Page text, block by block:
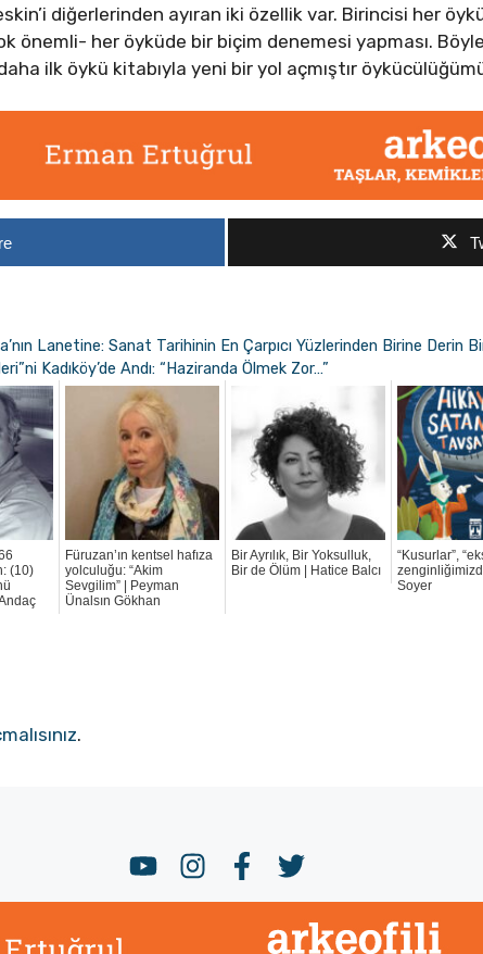
diğerlerinden ayıran iki özellik var. Birincisi her
önemli- her öyküde bir biçim denemesi yapması.
ilk öykü kitabıyla yeni bir yol açmıştır
Lanetine: Sanat Tarihinin En Çarpıcı Yüzlerinden Birine Derin
Kadıköy’de Andı: “Haziranda Ölmek Zor…”
(10)
Füruzan’ın kentsel hafıza
yolculuğu: “Akim
Sevgilim” | Peyman
Ünalsın Gökhan
Bir Ayrılık, Bir Yoksulluk,
Bir de Ölüm | Hatice Balcı
“Kusurlar”,
Soyer
.